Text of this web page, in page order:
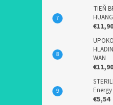
TIEŇ
€11,90
WAN
€11,90
€5,54